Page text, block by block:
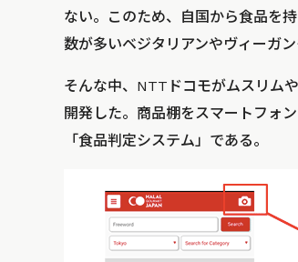
ない。このため、自国から食品を
数が多いベジタリアンやヴィーガ
そんな中、NTTドコモがムスリム
開発した。商品棚をスマートフォ
「食品判定システム」である。